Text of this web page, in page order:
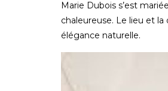
Marie Dubois s’est
chaleureuse. Le lieu et
élégance naturelle.